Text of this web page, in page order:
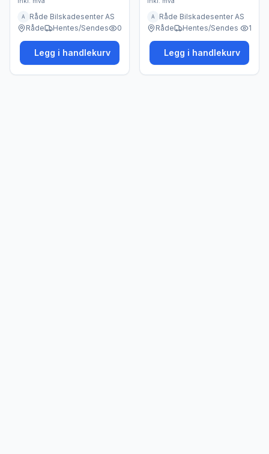
A
Råde Bilskadesenter AS
Råde
Hentes/Sendes 0
Legg i handlekurv
A
Råde Bilskadesenter AS
Råde
Hentes/Sendes 1
Legg i handlekurv